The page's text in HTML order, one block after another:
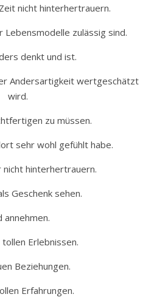
nicht hinterhertrauern.
zulässig sind.
denkt und ist.
Andersartigkeit wertgeschätzt
wird.
zu müssen.
sehr wohl gefühlt habe.
nicht hinterhertrauern.
Geschenk sehen.
annehmen.
Erlebnissen.
Beziehungen.
Erfahrungen.